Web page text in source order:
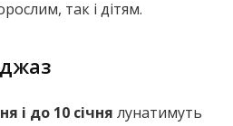
так і дітям.
і до 10 січня лунатимуть